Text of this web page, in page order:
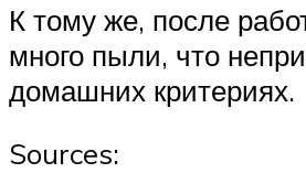
К тому же, после
много пыли, что
домашних критериях.
Sources: